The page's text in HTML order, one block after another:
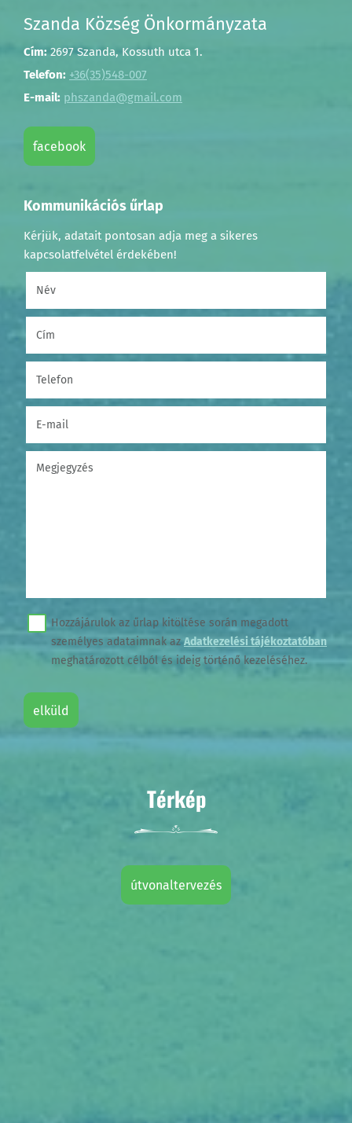
Szanda Község Önkormányzata
Cím: 2697 Szanda, Kossuth utca 1.
Telefon: +36(35)548-007
E-mail: phszanda@gmail.com
facebook
Kommunikációs űrlap
Kérjük, adatait pontosan adja meg a sikeres
kapcsolatfelvétel érdekében!
Név
Cím
Telefon
E-mail
Megjegyzés
Hozzájárulok az űrlap kitöltése során megadott
személyes adataimnak azAdatkezelési tájékoztatóban
meghatározott célból és ideig történő kezeléséhez.
elküld
Térkép
útvonaltervezés